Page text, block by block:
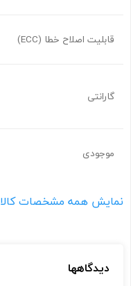
قابلیت اصلاح خطا (ECC)
گارانتی
موجودی
نمایش همه مشخصات کالا
دیدگاهها